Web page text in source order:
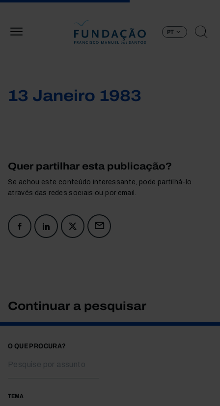
PT
13 Janeiro 1983
Quer partilhar esta publicação?
Se achou este conteúdo interessante, pode partilhá-lo
através das redes sociais ou por email.
Continuar a pesquisar
O QUE PROCURA?
TEMA